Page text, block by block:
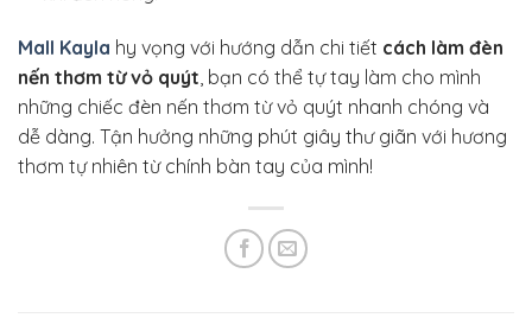
Mall Kayla hy vọng với hướng dẫn chi tiết cách làm đèn
nến thơm từ vỏ quýt , bạn có thể tự tay làm cho mình
những chiếc đèn nến thơm từ vỏ quýt nhanh chóng và
dễ dàng. Tận hưởng những phút giây thư giãn với hương
thơm tự nhiên từ chính bàn tay của mình!